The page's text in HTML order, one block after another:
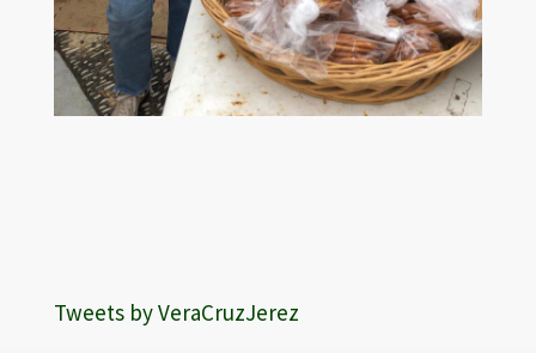
Tweets by VeraCruzJerez